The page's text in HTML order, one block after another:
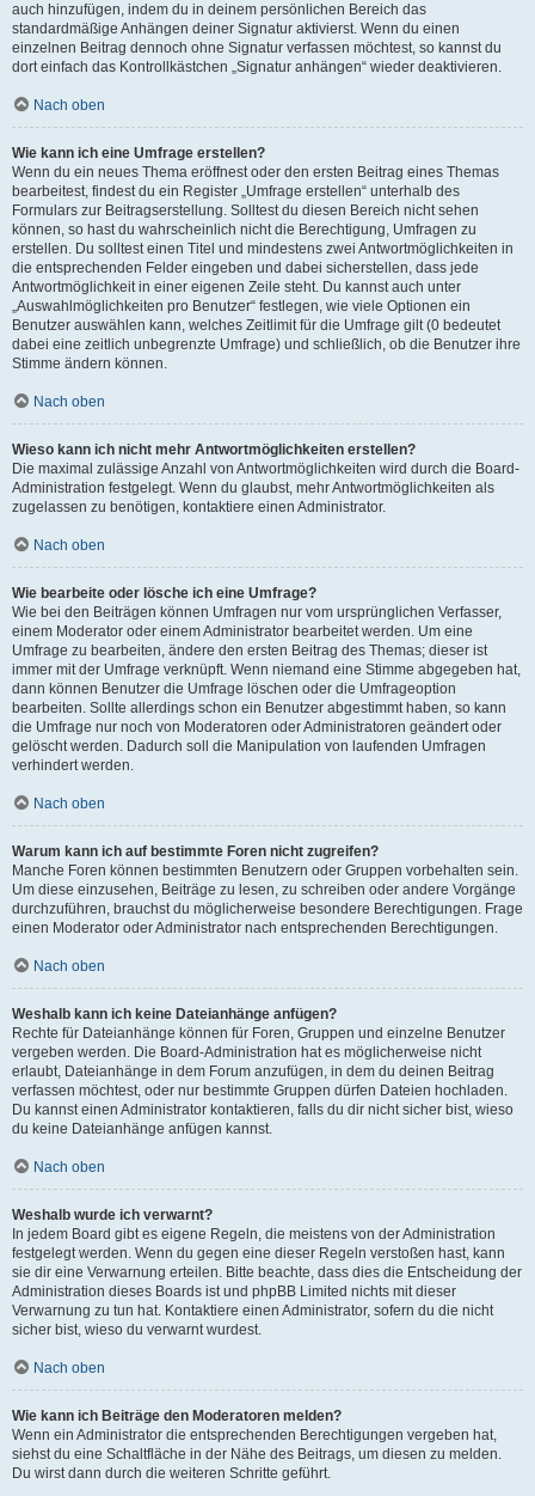
auch hinzufügen, indem du in deinem persönlichen Bereich das
standardmäßige Anhängen deiner Signatur aktivierst. Wenn du einen
einzelnen Beitrag dennoch ohne Signatur verfassen möchtest, so kannst du
dort einfach das Kontrollkästchen „Signatur anhängen“ wieder deaktivieren.
Nach oben
Wie kann ich eine Umfrage erstellen?
Wenn du ein neues Thema eröffnest oder den ersten Beitrag eines Themas
bearbeitest, findest du ein Register „Umfrage erstellen“ unterhalb des
Formulars zur Beitragserstellung. Solltest du diesen Bereich nicht sehen
können, so hast du wahrscheinlich nicht die Berechtigung, Umfragen zu
erstellen. Du solltest einen Titel und mindestens zwei Antwortmöglichkeiten in
die entsprechenden Felder eingeben und dabei sicherstellen, dass jede
Antwortmöglichkeit in einer eigenen Zeile steht. Du kannst auch unter
„Auswahlmöglichkeiten pro Benutzer“ festlegen, wie viele Optionen ein
Benutzer auswählen kann, welches Zeitlimit für die Umfrage gilt (0 bedeutet
dabei eine zeitlich unbegrenzte Umfrage) und schließlich, ob die Benutzer ihre
Stimme ändern können.
Nach oben
Wieso kann ich nicht mehr Antwortmöglichkeiten erstellen?
Die maximal zulässige Anzahl von Antwortmöglichkeiten wird durch die Board-
Administration festgelegt. Wenn du glaubst, mehr Antwortmöglichkeiten als
zugelassen zu benötigen, kontaktiere einen Administrator.
Nach oben
Wie bearbeite oder lösche ich eine Umfrage?
Wie bei den Beiträgen können Umfragen nur vom ursprünglichen Verfasser,
einem Moderator oder einem Administrator bearbeitet werden. Um eine
Umfrage zu bearbeiten, ändere den ersten Beitrag des Themas; dieser ist
immer mit der Umfrage verknüpft. Wenn niemand eine Stimme abgegeben hat,
dann können Benutzer die Umfrage löschen oder die Umfrageoption
bearbeiten. Sollte allerdings schon ein Benutzer abgestimmt haben, so kann
die Umfrage nur noch von Moderatoren oder Administratoren geändert oder
gelöscht werden. Dadurch soll die Manipulation von laufenden Umfragen
verhindert werden.
Nach oben
Warum kann ich auf bestimmte Foren nicht zugreifen?
Manche Foren können bestimmten Benutzern oder Gruppen vorbehalten sein.
Um diese einzusehen, Beiträge zu lesen, zu schreiben oder andere Vorgänge
durchzuführen, brauchst du möglicherweise besondere Berechtigungen. Frage
einen Moderator oder Administrator nach entsprechenden Berechtigungen.
Nach oben
Weshalb kann ich keine Dateianhänge anfügen?
Rechte für Dateianhänge können für Foren, Gruppen und einzelne Benutzer
vergeben werden. Die Board-Administration hat es möglicherweise nicht
erlaubt, Dateianhänge in dem Forum anzufügen, in dem du deinen Beitrag
verfassen möchtest, oder nur bestimmte Gruppen dürfen Dateien hochladen.
Du kannst einen Administrator kontaktieren, falls du dir nicht sicher bist, wieso
du keine Dateianhänge anfügen kannst.
Nach oben
Weshalb wurde ich verwarnt?
In jedem Board gibt es eigene Regeln, die meistens von der Administration
festgelegt werden. Wenn du gegen eine dieser Regeln verstoßen hast, kann
sie dir eine Verwarnung erteilen. Bitte beachte, dass dies die Entscheidung der
Administration dieses Boards ist und phpBB Limited nichts mit dieser
Verwarnung zu tun hat. Kontaktiere einen Administrator, sofern du die nicht
sicher bist, wieso du verwarnt wurdest.
Nach oben
Wie kann ich Beiträge den Moderatoren melden?
Wenn ein Administrator die entsprechenden Berechtigungen vergeben hat,
siehst du eine Schaltfläche in der Nähe des Beitrags, um diesen zu melden.
Du wirst dann durch die weiteren Schritte geführt.